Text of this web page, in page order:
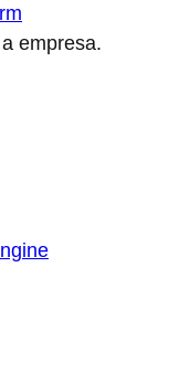
empresa.